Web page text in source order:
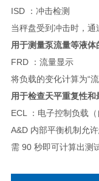
ISD ：冲击检测
当秤盘受到冲击时，
用于测量泵流量等液体
FRD ：流量显示
将负载的变化计算为“
用于检查天平重复性和
ECL ：电子控制负载
A&D 内部平衡机制允
需 90 秒即可计算出测